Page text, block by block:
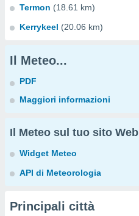
Termon (18.61 km)
Kerrykeel (20.06 km)
Il Meteo...
PDF
Maggiori informazioni
Il Meteo sul tuo sito Web
Widget Meteo
API di Meteorologia
Principali città